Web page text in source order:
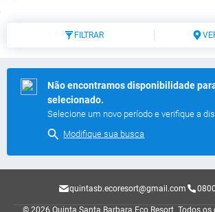
FILTRAR
Não encontramos disponibilidade
selecionado.
Selecione um novo período e verifique a
Modifique sua busca
quintasb.ecoresort@gmail.com
© 2026 Quinta Santa Barbara Eco Resort. Todos os